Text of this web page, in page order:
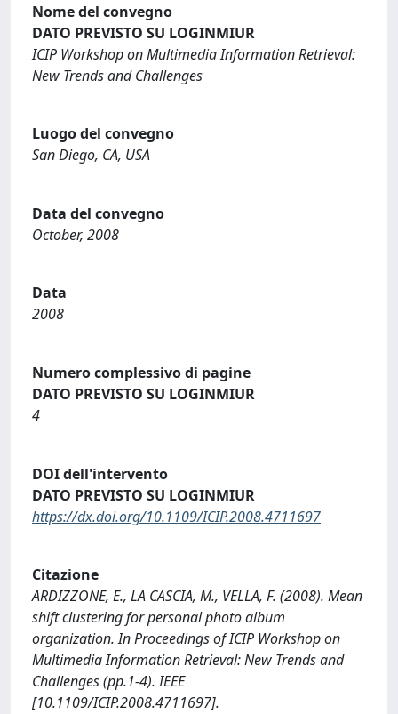
Nome del convegno
DATO PREVISTO SU LOGINMIUR
ICIP Workshop on Multimedia Information Retrieval:
New Trends and Challenges
Luogo del convegno
San Diego, CA, USA
Data del convegno
October, 2008
Data
2008
Numero complessivo di pagine
DATO PREVISTO SU LOGINMIUR
4
DOI dell'intervento
DATO PREVISTO SU LOGINMIUR
https://dx.doi.org/10.1109/ICIP.2008.4711697
Citazione
ARDIZZONE, E., LA CASCIA, M., VELLA, F. (2008). Mean
shift clustering for personal photo album
organization. In Proceedings of ICIP Workshop on
Multimedia Information Retrieval: New Trends and
Challenges (pp.1-4). IEEE
[10.1109/ICIP.2008.4711697].